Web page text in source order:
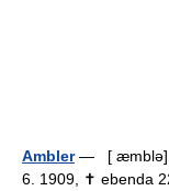
Ambler— [ æmblə],
6. 1909, ✝ ebenda